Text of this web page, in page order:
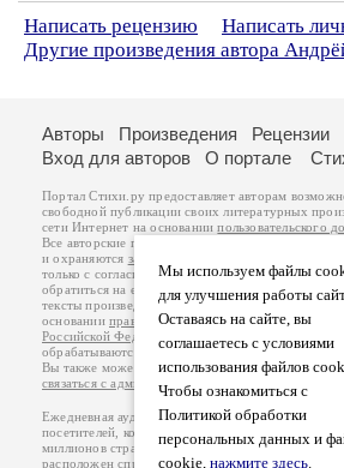
Написать рецензию
Написать
Другие произведения автора
Мы используем файлы
для улучшения работы
Оставаясь на сайте, вы
соглашаетесь с условиями
использования файлов
Чтобы ознакомиться с
Политикой обработки
персональных данных и
cookie, нажмите здесь.
Авторы Произведения Рецензии
Вход для авторов
О портале
Портал Стихи.ру предоставляет авторам
свободной публикации своих литературных
сети Интернет на основаниипользовательского
Все авторские права на произведения
и охраняются законом
. Перепечатка
только с согласия его автора, к которому вы
обратиться на его авторской странице.
тексты произведений авторы несут
основанииправил публикацииизаконодательства
Российской Федерации
обрабатываются на основанииПолитики
Вы также можете посмотреть более подробную
связаться с администрацией
Ежедневная аудитория портала Стихи.ру –
посетителей, которые в общей сумме
миллионов страниц по данным счетчика
расположен справа от этого текста. В каждой